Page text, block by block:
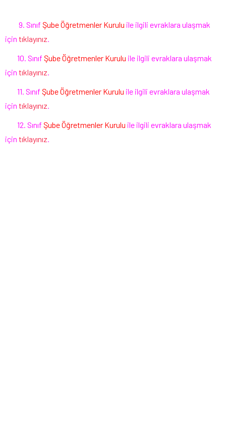
9. Sınıf Şube Öğretmenler Kurulu ile ilgili evraklara ulaşmak
için tıklayınız.
10. Sınıf Şube Öğretmenler Kurulu ile ilgili evraklara ulaşmak
için tıklayınız.
11. Sınıf Şube Öğretmenler Kurulu ile ilgili evraklara ulaşmak
için tıklayınız.
12. Sınıf Şube Öğretmenler Kurulu ile ilgili evraklara ulaşmak
için tıklayınız.